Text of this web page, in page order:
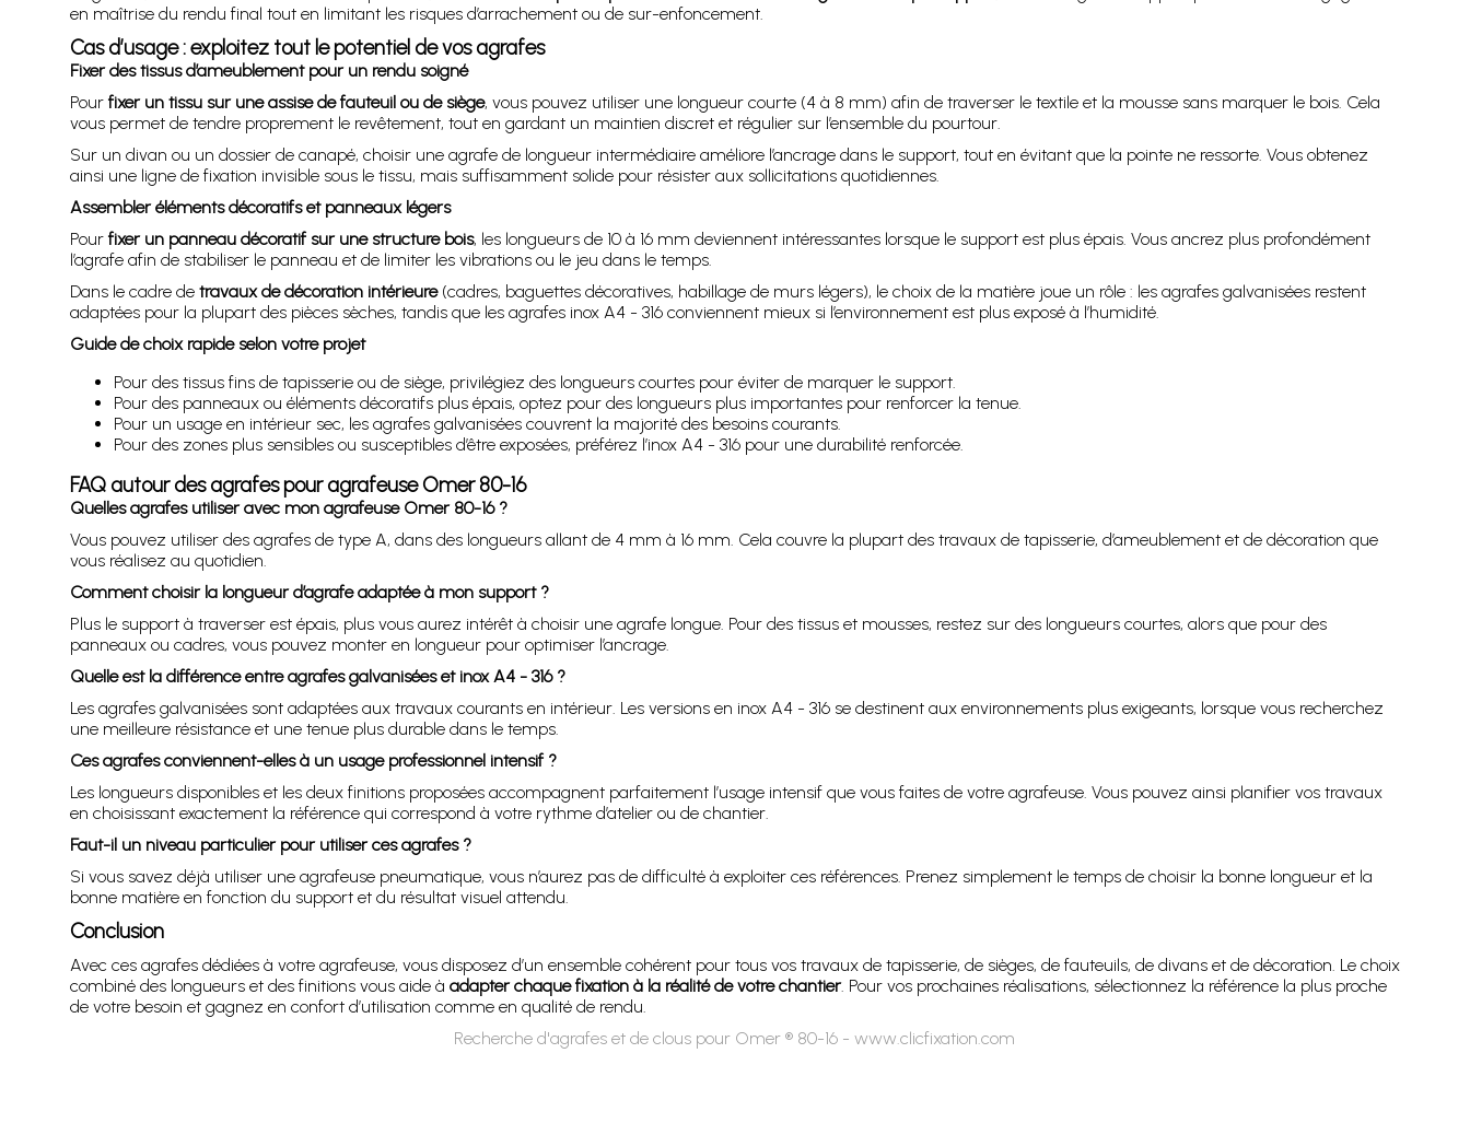
en maîtrise du rendu final tout en limitant les risques d’arrachement ou de sur-enfoncement.
Cas d’usage : exploitez tout le potentiel de vos agrafes
Fixer des tissus d’ameublement pour un rendu soigné
Pour fixer un tissu sur une assise de fauteuil ou de siège, vous pouvez utiliser une longueur courte (4 à 8 mm) afin de traverser le textile et la mousse sans marquer le bois. Cela
vous permet de tendre proprement le revêtement, tout en gardant un maintien discret et régulier sur l’ensemble du pourtour.
Sur un divan ou un dossier de canapé, choisir une agrafe de longueur intermédiaire améliore l’ancrage dans le support, tout en évitant que la pointe ne ressorte. Vous obtenez
ainsi une ligne de fixation invisible sous le tissu, mais suffisamment solide pour résister aux sollicitations quotidiennes.
Assembler éléments décoratifs et panneaux légers
Pour fixer un panneau décoratif sur une structure bois, les longueurs de 10 à 16 mm deviennent intéressantes lorsque le support est plus épais. Vous ancrez plus profondément
l’agrafe afin de stabiliser le panneau et de limiter les vibrations ou le jeu dans le temps.
Dans le cadre de travaux de décoration intérieure(cadres, baguettes décoratives, habillage de murs légers), le choix de la matière joue un rôle : les agrafes galvanisées restent
adaptées pour la plupart des pièces sèches, tandis que les agrafes inox A4 - 316 conviennent mieux si l’environnement est plus exposé à l’humidité.
Guide de choix rapide selon votre projet
Pour des tissus fins de tapisserie ou de siège, privilégiez des longueurs courtes pour éviter de marquer le support.
Pour des panneaux ou éléments décoratifs plus épais, optez pour des longueurs plus importantes pour renforcer la tenue.
Pour un usage en intérieur sec, les agrafes galvanisées couvrent la majorité des besoins courants.
Pour des zones plus sensibles ou susceptibles d’être exposées, préférez l’inox A4 - 316 pour une durabilité renforcée.
FAQ autour des agrafes pour agrafeuse Omer 80-16
Quelles agrafes utiliser avec mon agrafeuse Omer 80-16 ?
Vous pouvez utiliser des agrafes de type A, dans des longueurs allant de 4 mm à 16 mm. Cela couvre la plupart des travaux de tapisserie, d’ameublement et de décoration que
vous réalisez au quotidien.
Comment choisir la longueur d’agrafe adaptée à mon support ?
Plus le support à traverser est épais, plus vous aurez intérêt à choisir une agrafe longue. Pour des tissus et mousses, restez sur des longueurs courtes, alors que pour des
panneaux ou cadres, vous pouvez monter en longueur pour optimiser l’ancrage.
Quelle est la différence entre agrafes galvanisées et inox A4 - 316 ?
Les agrafes galvanisées sont adaptées aux travaux courants en intérieur. Les versions en inox A4 - 316 se destinent aux environnements plus exigeants, lorsque vous recherchez
une meilleure résistance et une tenue plus durable dans le temps.
Ces agrafes conviennent-elles à un usage professionnel intensif ?
Les longueurs disponibles et les deux finitions proposées accompagnent parfaitement l’usage intensif que vous faites de votre agrafeuse. Vous pouvez ainsi planifier vos travaux
en choisissant exactement la référence qui correspond à votre rythme d’atelier ou de chantier.
Faut-il un niveau particulier pour utiliser ces agrafes ?
Si vous savez déjà utiliser une agrafeuse pneumatique, vous n’aurez pas de difficulté à exploiter ces références. Prenez simplement le temps de choisir la bonne longueur et la
bonne matière en fonction du support et du résultat visuel attendu.
Conclusion
Avec ces agrafes dédiées à votre agrafeuse, vous disposez d’un ensemble cohérent pour tous vos travaux de tapisserie, de sièges, de fauteuils, de divans et de décoration. Le choix
combiné des longueurs et des finitions vous aide à adapter chaque fixation à la réalité de votre chantier. Pour vos prochaines réalisations, sélectionnez la référence la plus proche
de votre besoin et gagnez en confort d’utilisation comme en qualité de rendu.
Recherche d'agrafes et de clous pour Omer ® 80-16 - www.clicfixation.com